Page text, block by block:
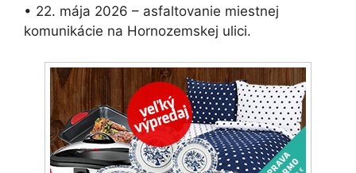
• 22. mája 2026 – asfaltovanie miestnej
komunikácie na Hornozemskej ulici.